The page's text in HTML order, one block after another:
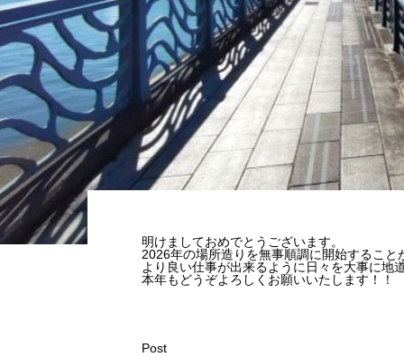
明けましておめでとうございます。
2026年の場所造りを無事順調に開始すること
より良い仕事が出来るように日々を大事に地
本年もどうぞよろしくお願いいたします！！
Post